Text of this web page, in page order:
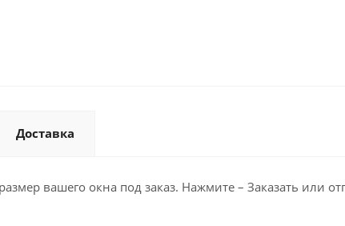
Доставка
вашего окна под заказ. Нажмите – Заказать или